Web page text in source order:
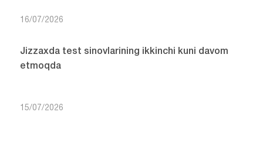
16/07/2026
Jizzaxda test sinovlarining ikkinchi kuni davom
etmoqda
15/07/2026